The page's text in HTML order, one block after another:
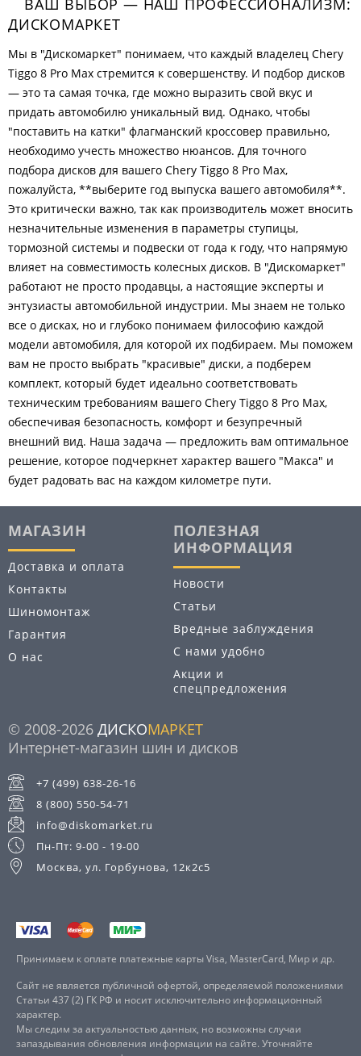
ВАШ ВЫБОР — НАШ ПРОФЕССИОНАЛИЗМ:
ДИСКОМАРКЕТ
Мы в "Дискомаркет" понимаем, что каждый владелец Chery
Tiggo 8 Pro Max стремится к совершенству. И подбор дисков
— это та самая точка, где можно выразить свой вкус и
придать автомобилю уникальный вид. Однако, чтобы
"поставить на катки" флагманский кроссовер правильно,
необходимо учесть множество нюансов. Для точного
подбора дисков для вашего Chery Tiggo 8 Pro Max,
пожалуйста, **выберите год выпуска вашего автомобиля**.
Это критически важно, так как производитель может вносить
незначительные изменения в параметры ступицы,
тормозной системы и подвески от года к году, что напрямую
влияет на совместимость колесных дисков. В "Дискомаркет"
работают не просто продавцы, а настоящие эксперты и
энтузиасты автомобильной индустрии. Мы знаем не только
все о дисках, но и глубоко понимаем философию каждой
модели автомобиля, для которой их подбираем. Мы поможем
вам не просто выбрать "красивые" диски, а подберем
комплект, который будет идеально соответствовать
техническим требованиям вашего Chery Tiggo 8 Pro Max,
обеспечивая безопасность, комфорт и безупречный
внешний вид. Наша задача — предложить вам оптимальное
решение, которое подчеркнет характер вашего "Макса" и
будет радовать вас на каждом километре пути.
МАГАЗИН
Доставка и оплата
Контакты
Шиномонтаж
Гарантия
О нас
ПОЛЕЗНАЯ
ИНФОРМАЦИЯ
Новости
Статьи
Вредные заблуждения
С нами удобно
Акции и
спецпредложения
© 2008-2026 ДИСКОМАРКЕТ
Интернет-магазин шин и дисков
+7 (499) 638-26-16
8 (800) 550-54-71
info@diskomarket.ru
Пн-Пт: 9-00 - 19-00
Москва, ул. Горбунова, 12к2с5
Принимаем к оплате платежные карты Visa, MasterCard, Мир и др.
Сайт не является публичной офертой, определяемой положениями
Статьи 437 (2) ГК РФ и носит исключительно информационный
характер.
Мы следим за актуальностью данных, но возможны случаи
запаздывания обновления информации на сайте. Уточняйте